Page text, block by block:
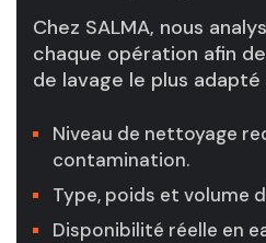
Chez SALMA, nous
chaque opération afin
de lavage le plus
Niveau de nettoyage
contamination.
Type, poids et volume
Disponibilité réelle en